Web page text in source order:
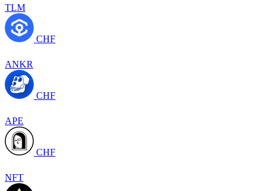
TLM
CHF
ANKR
CHF
APE
CHF
NFT